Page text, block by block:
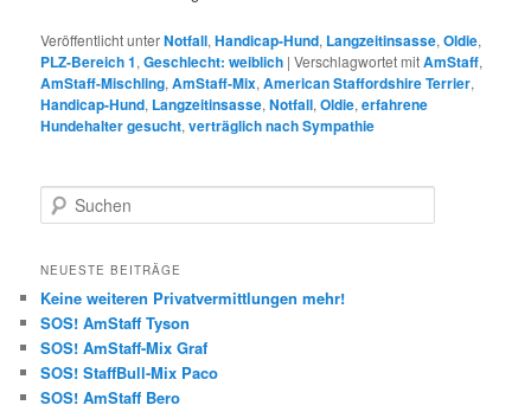
Veröffentlicht unterNotfall,Handicap-Hund, Langzeitinsasse,Oldie,
PLZ-Bereich 1,Geschlecht: weiblich |Verschlagwortet mitAmStaff,
AmStaff-Mischling,AmStaff-Mix,American Staffordshire Terrier,
Handicap-Hund, Langzeitinsasse,Notfall,Oldie,erfahrene
Hundehalter gesucht,verträglich nach Sympathie
u
h
n
NEUESTE BEITRÄGE
Keine weiteren Privatvermittlungen mehr!
SOS! AmStaff Tyson
SOS! AmStaff-Mix Graf
SOS! StaffBull-Mix Paco
SOS! AmStaff Bero